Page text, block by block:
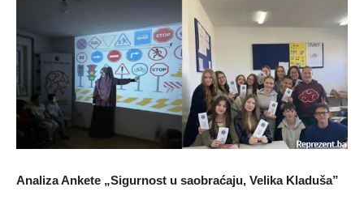
Analiza Ankete „Sigurnost u saobraćaju, Velika Kladuša”